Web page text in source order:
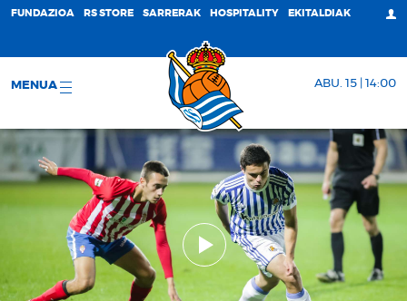
FUNDAZIOA RS STORE SARRERAK HOSPITALITY EKITALDIAK
MENUA ABU. 15 | 14:00